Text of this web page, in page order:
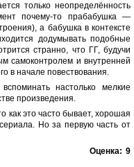
только неопределённость
почему-то прабабушка —
а бабушка в контексте
додумывать подобные
странно, что ГГ, будучи
самоконтролем и внутренней
в начале повествования.
настолько мелкие
произведения.
как это часто бывает, хорошая
Но за первую часть от
Оценка: 9